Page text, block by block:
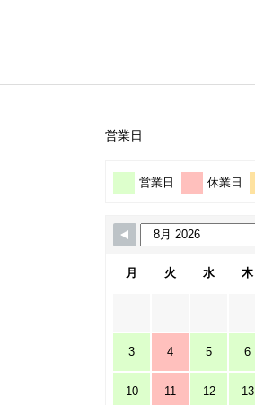
営業日
営業日 休業日
月 火 水 木
3 4 5 6
10 11 12 13